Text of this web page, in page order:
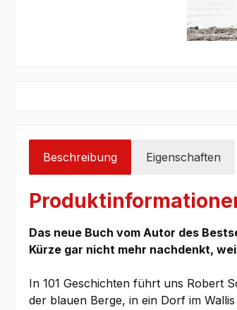
Beschreibung Eigenschaften
Das neue Buch vom Autor des
Kürze gar nicht mehr nachdenkt,
In 101 Geschichten führt uns Robert
der blauen Berge, in ein Dorf im